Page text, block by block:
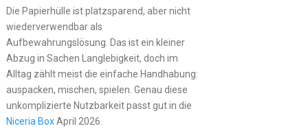
Die Papierhülle ist platzsparend, aber nicht
wiederverwendbar als
Aufbewahrungslösung. Das ist ein kleiner
Abzug in Sachen Langlebigkeit, doch im
Alltag zählt meist die einfache Handhabung:
auspacken, mischen, spielen. Genau diese
unkomplizierte Nutzbarkeit passt gut in die
Niceria BoxApril 2026.